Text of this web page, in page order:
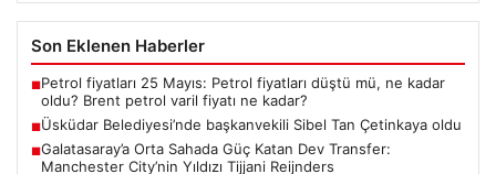
Son Eklenen Haberler
■Petrol fiyatları 25 Mayıs: Petrol fiyatları düştü mü, ne kadar
oldu? Brent petrol varil fiyatı ne kadar?
■Üsküdar Belediyesi’nde başkanvekili Sibel Tan Çetinkaya oldu
■Galatasaray’a Orta Sahada Güç Katan Dev Transfer:
Manchester City’nin Yıldızı Tijjani Reijnders